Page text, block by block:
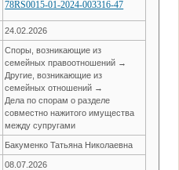
78RS0015-01-2024-003316-47
24.02.2026
Споры, возникающие из
семейных правоотношений →
Другие, возникающие из
семейных отношений →
Дела по спорам о разделе
совместно нажитого имущества
между супругами
Бакуменко Татьяна Николаевна
08.07.2026